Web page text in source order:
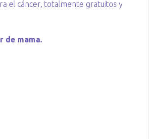
el cáncer, totalmente gratuitos y
de mama.